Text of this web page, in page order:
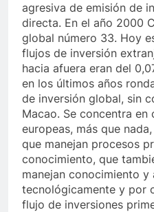
agresiva de emisión de
directa. En el año 2000
global número 33. Hoy
flujos de inversión
hacia afuera eran del
en los últimos años
de inversión global, sin
Macao. Se concentra en
europeas, más que
que manejan procesos
conocimiento, que
manejan conocimiento y
tecnológicamente y por
flujo de inversiones